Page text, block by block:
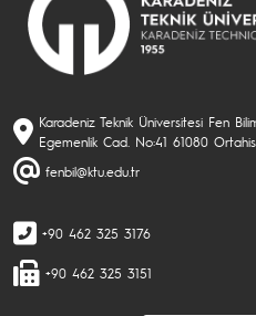
Karadeniz Teknik Üniversitesi Fen
Egemenlik Cad. No:41 61080
fenbil@ktu.edu.tr
+90 462 325 3176
+90 462 325 3151